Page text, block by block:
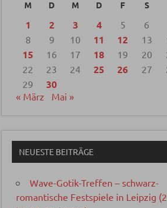
M D M D F S
1 2 3 4 5 6
8
9 10 11 12 13
15 16 17 18 19 20
22
23 24 25 26 27
29
30
« März Mai »
NEUESTE BEITRÄGE
Wave-Gotik-Treffen – schwarz-
romantische Festspiele in Leipzig